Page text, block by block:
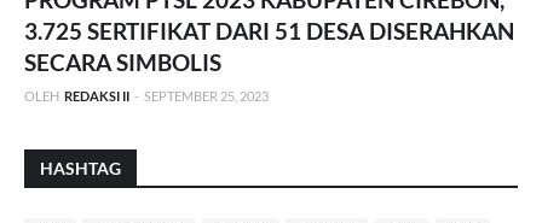
3.725 SERTIFIKAT DARI 51 DESA DISERAHKAN
SECARA SIMBOLIS
OLEH REDAKSI II - SEPTEMBER 25, 2023
HASHTAG